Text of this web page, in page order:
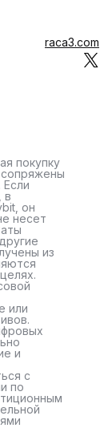
raca3.com
покупку
в
он
несет
из
или
и
с
по